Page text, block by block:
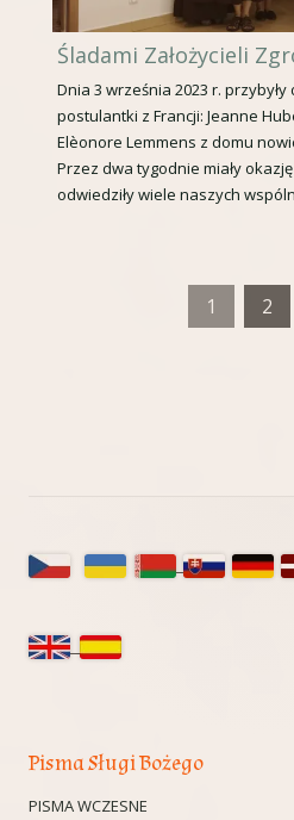
Śladami Założycieli
Dnia 3 września 2023 r.
postulantki z Francji: Jeanne
Elèonore Lemmens z domu
Przez dwa tygodnie miały
odwiedziły wiele naszych
1 2
Główny
boczny
Pisma Sługi Bożego
PISMA WCZESNE